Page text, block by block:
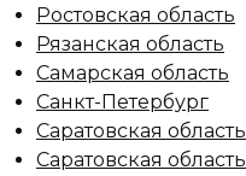
Ростовская область
Рязанская область
Самарская область
Санкт-Петербург
Саратовская область
Саратовская область